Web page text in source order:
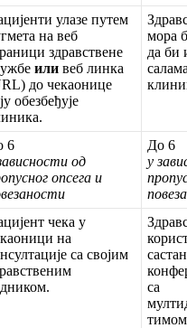
цијенти улазе путем
гмета на веб
раници здравствене
ужбе или веб линка
) до чекаонице
ју обезбеђује
иника.
Здрав
мора
да би
салама
клини
6
ависности од
опусног опсега и
везаности
До 6
у зави
пропу
повеза
цијент чека у
каоници на
нсултације са својим
равственим
дником.
Здрав
корис
састан
конфе
са
мулти
тимом